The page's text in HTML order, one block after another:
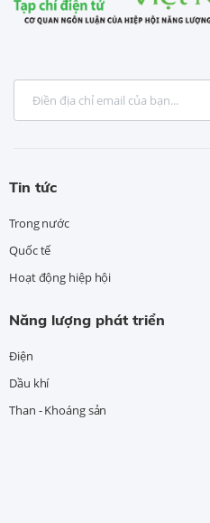
Tin tức
Trong nước
Quốc tế
Hoạt động hiệp hội
Năng lượng phát triển
Điện
Dầu khí
Than - Khoáng sản